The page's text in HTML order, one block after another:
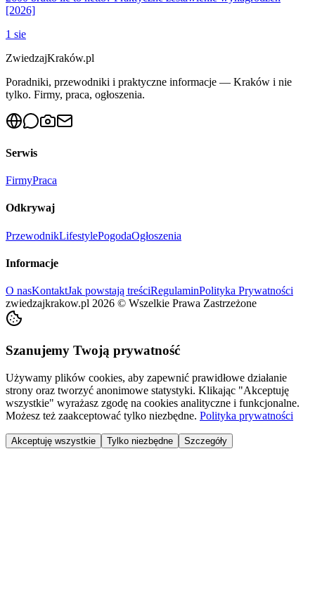
[2026]
1 sie
ZwiedzajKraków.pl
Poradniki, przewodniki i praktyczne informacje — Kraków i nie
tylko. Firmy, praca, ogłoszenia.
Serwis
FirmyPraca
Odkrywaj
PrzewodnikLifestylePogodaOgłoszenia
Informacje
O nasKontaktJak powstają treściRegulaminPolityka Prywatności
zwiedzajkrakow.pl 2026 © Wszelkie Prawa Zastrzeżone
Szanujemy Twoją prywatność
Używamy plików cookies, aby zapewnić prawidłowe działanie
strony oraz tworzyć anonimowe statystyki. Klikając "Akceptuję
wszystkie" wyrażasz zgodę na cookies analityczne i funkcjonalne.
Możesz też zaakceptować tylko niezbędne. Polityka prywatności
Akceptuję wszystkie Tylko niezbędne Szczegóły